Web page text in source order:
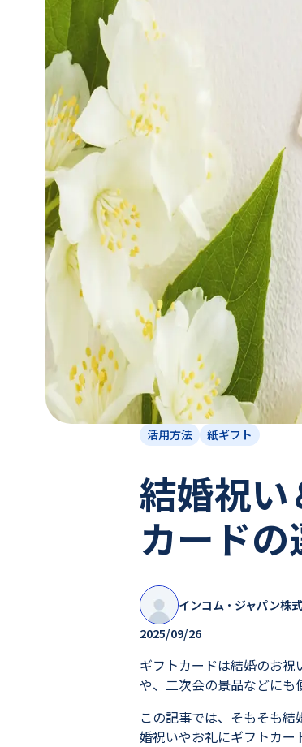
活用方法 紙ギフト
結婚祝い
カード
インコム・ジャパン株
2025/09/26
ギフトカードは結婚のお
や、二次会の景品などにも
この記事では、そもそも
婚祝いやお礼にギフトカー